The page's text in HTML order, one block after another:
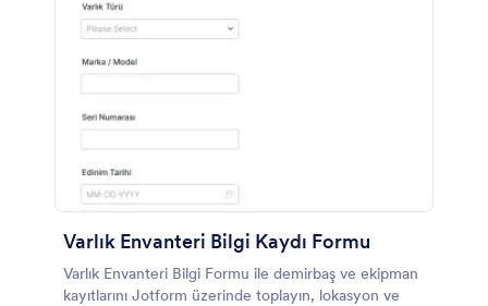
Varlık Envanteri Bilgi Kaydı Formu
Varlık Envanteri Bilgi Formu ile demirbaş ve ekipman
kayıtlarını Jotform üzerinde toplayın, lokasyon ve